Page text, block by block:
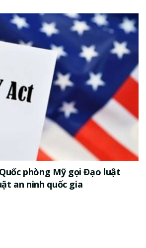
phòng Mỹ gọi Đạo luật
an ninh quốc gia